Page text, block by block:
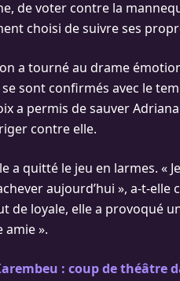
de voter contre la
choisi de suivre ses
a tourné au drame
sont confirmés avec le
a permis de sauver
contre elle.
a quitté le jeu en larmes. «
aujourd’hui », a-t-
de loyale, elle a provoqué
amie ».
: coup de théâtre